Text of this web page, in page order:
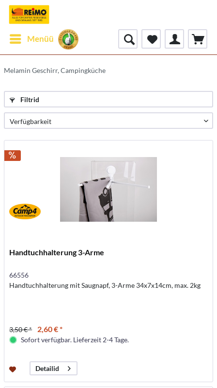
Menüü
Melamin Geschirr, Campingküche
Filtrid
Handtuchhalterung 3-Arme
66556
Handtuchhalterung mit Saugnapf, 3-Arme 34x7x14cm, max. 2kg
3,50 € * 2,60 € *
Sofort verfügbar. Lieferzeit 2-4 Tage.
Detailid